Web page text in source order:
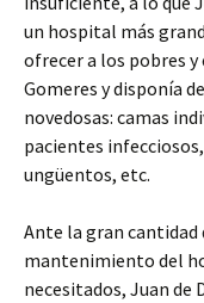
un hospital más
ofrecer a los pobres y
Gomeres y disponía
novedosas: camas
pacientes
ungüentos, etc.
Ante la gran cantidad
mantenimiento del
necesitados, Juan de